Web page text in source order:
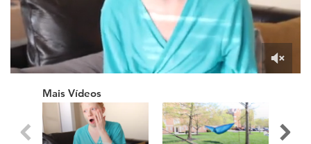
Mais Vídeos